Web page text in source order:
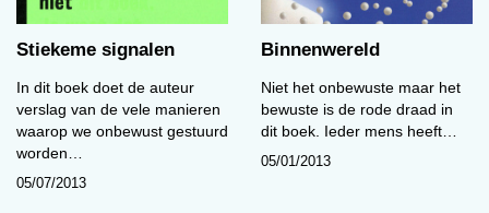
Stiekeme signalen
In dit boek doet de auteur
verslag van de vele manieren
waarop we onbewust gestuurd
worden…
05/07/2013
Binnenwereld
Niet het onbewuste maar het
bewuste is de rode draad in
dit boek. Ieder mens heeft…
05/01/2013